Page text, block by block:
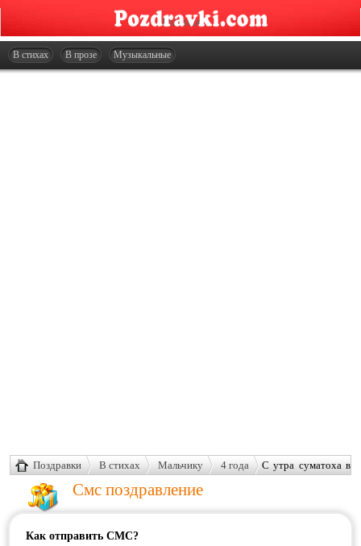
Главная
Открытки
В стихах В прозе Музыкальные
Поздравки В стихах Мальчику 4 года
С утра суматоха в
Смс поздравление
Как отправить СМС?